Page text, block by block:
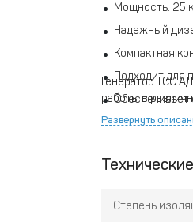
Мощность: 25
Надежный
Компактная
Подходит для
Обеспечивает
Генератор ТСС
работы в
Развернуть
Степень